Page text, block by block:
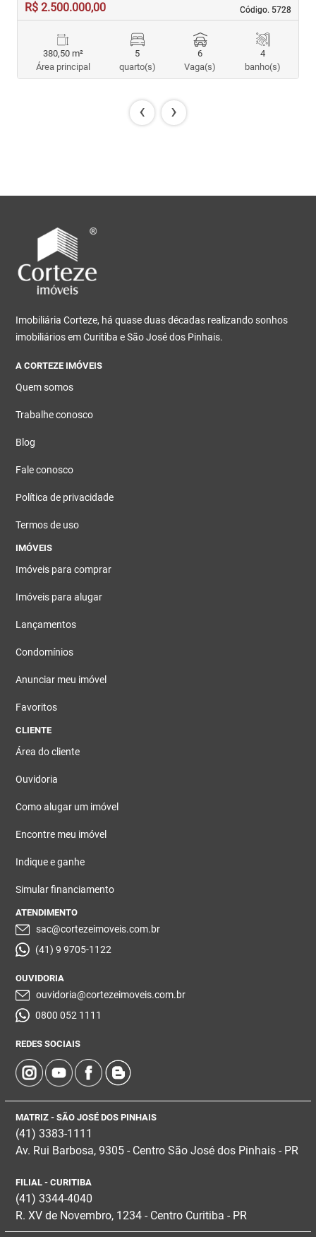
Código. 5728
Código. 5728
R$ 2.500.000,00
380,50 m²
Área principal
5
quarto(s)
6
Vaga(s)
4
banho(s)
‹ ›
Imobiliária Corteze, há quase duas décadas realizando sonhos
imobiliários em Curitiba e São José dos Pinhais.
A CORTEZE IMÓVEIS
Quem somos
Trabalhe conosco
Blog
Fale conosco
Política de privacidade
Termos de uso
IMÓVEIS
Imóveis para comprar
Imóveis para alugar
Lançamentos
Condomínios
Anunciar meu imóvel
Favoritos
CLIENTE
Área do cliente
Ouvidoria
Como alugar um imóvel
Encontre meu imóvel
Indique e ganhe
Simular financiamento
ATENDIMENTO
sac@cortezeimoveis.com.br
(41) 9 9705-1122
OUVIDORIA
ouvidoria@cortezeimoveis.com.br
0800 052 1111
REDES SOCIAIS
MATRIZ - SÃO JOSÉ DOS PINHAIS
(41) 3383-1111
Av. Rui Barbosa, 9305 - Centro São José dos Pinhais - PR
FILIAL - CURITIBA
(41) 3344-4040
R. XV de Novembro, 1234 - Centro Curitiba - PR